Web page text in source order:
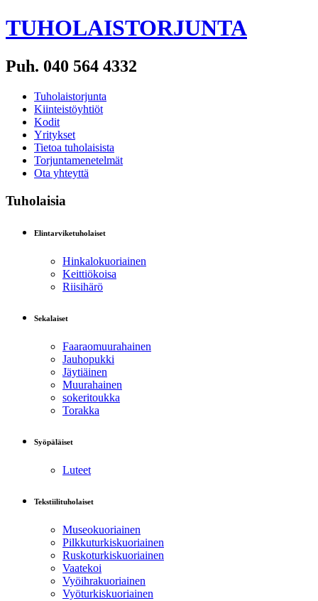
TUHOLAISTORJUNTA
Puh. 040 564 4332
Tuholaistorjunta
Kiinteistöyhtiöt
Kodit
Yritykset
Tietoa tuholaisista
Torjuntamenetelmät
Ota yhteyttä
Tuholaisia
Elintarviketuholaiset
Hinkalokuoriainen
Keittiökoisa
Riisihärö
Sekalaiset
Faaraomuurahainen
Jauhopukki
Jäytiäinen
Muurahainen
sokeritoukka
Torakka
Syöpäläiset
Luteet
Tekstiilituholaiset
Museokuoriainen
Pilkkuturkiskuoriainen
Ruskoturkiskuoriainen
Vaatekoi
Vyöihrakuoriainen
Vyöturkiskuoriainen